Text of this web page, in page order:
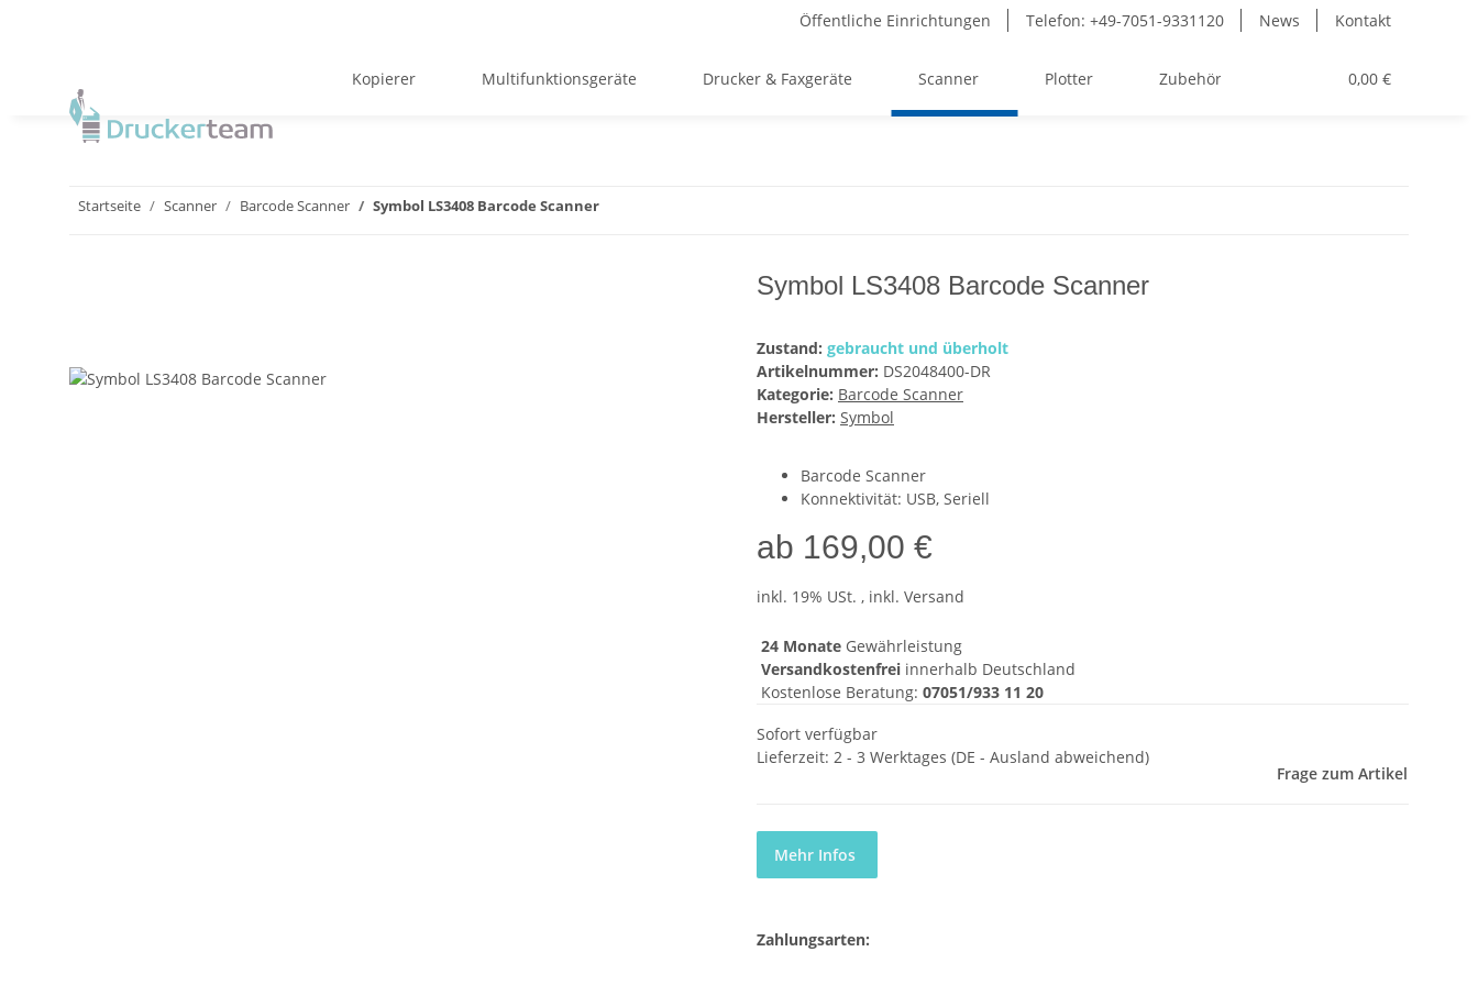
Öffentliche Einrichtungen Telefon: +49-7051-9331120 News Kontakt
0,00 €
Kopierer Multifunktionsgeräte Drucker & Faxgeräte Scanner Plotter Zubehör
Startseite Scanner Barcode Scanner Symbol LS3408 Barcode Scanner
Symbol LS3408 Barcode Scanner
Zustand: gebraucht und überholt
Artikelnummer: DS2048400-DR
Kategorie: Barcode Scanner
Hersteller: Symbol
Barcode Scanner
Konnektivität: USB, Seriell
ab 169,00 €
inkl. 19% USt. , inkl. Versand
24 Monate Gewährleistung
Versandkostenfrei innerhalb Deutschland
Kostenlose Beratung: 07051/933 11 20
Sofort verfügbar
Lieferzeit: 2 - 3 Werktages (DE - Ausland abweichend)
Frage zum Artikel
Mehr Infos
Zahlungsarten: